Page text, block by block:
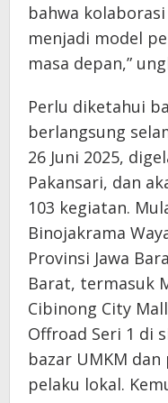
bahwa
menjadi model
masa depan,”
Perlu diketahui
berlangsung
26 Juni 2025,
Pakansari, dan
103 kegiatan.
Binojakrama
Provinsi Jawa
Barat, termasuk
Cibinong City
Offroad Seri 1 di
bazar UMKM
pelaku lokal.